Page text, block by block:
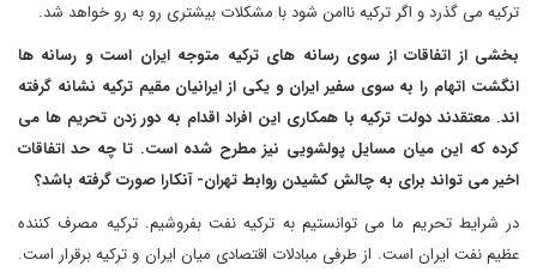
ترکیه می گذرد و اگر ترکیه ناامن شود با مشکلات بیشتری رو به رو خواهد شد.
بخشی از اتفاقات از سوی رسانه های ترکیه متوجه ایران است و رسانه ها
انگشت اتهام را به سوی سفیر ایران و یکی از ایرانیان مقیم ترکیه نشانه گرفته
اند. معتقدند دولت ترکیه با همکاری این افراد اقدام به دور زدن تحریم ها می
کرده که این میان مسایل پولشویی نیز مطرح شده است. تا چه حد اتفاقات
اخیر می تواند برای به چالش کشیدن روابط تهران- آنکارا صورت گرفته باشد؟
در شرایط تحریم ما می توانستیم به ترکیه نفت بفروشیم. ترکیه مصرف کننده
عظیم نفت ایران است. از طرفی مبادلات اقتصادی میان ایران و ترکیه برقرار است.